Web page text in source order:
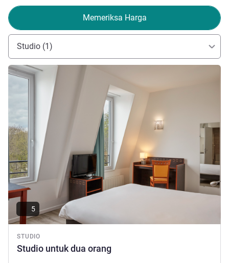
Memeriksa Harga
Studio (1)
STUDIO
Studio untuk dua orang
Lihat detail
5